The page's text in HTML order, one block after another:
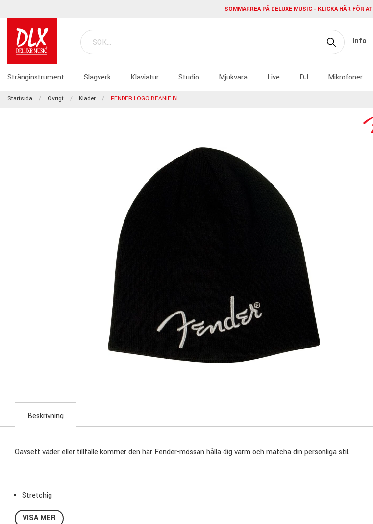
SOMMARREA PÅ DELUXE MUSIC - KLICKA HÄR FÖR
Info
Stränginstrument Slagverk Klaviatur Studio Mjukvara Live DJ Mikrofoner
Startsida Övrigt Kläder FENDER LOGO BEANIE BL
Beskrivning
Oavsett väder eller tillfälle kommer den här Fender-mössan hålla dig varm och matcha din personliga stil.
Stretchig
100% akryl
VISA MER